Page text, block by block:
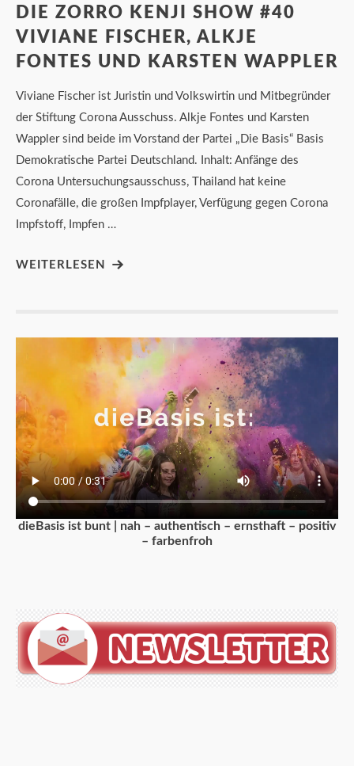
DIE ZORRO KENJI SHOW #40
VIVIANE FISCHER, ALKJE
FONTES UND KARSTEN WAPPLER
Viviane Fischer ist Juristin und Volkswirtin und Mitbegründer
der Stiftung Corona Ausschuss. Alkje Fontes und Karsten
Wappler sind beide im Vorstand der Partei „Die Basis“ Basis
Demokratische Partei Deutschland. Inhalt: Anfänge des
Corona Untersuchungsausschuss, Thailand hat keine
Coronafälle, die großen Impfplayer, Verfügung gegen Corona
Impfstoff, Impfen …
WEITERLESEN
dieBasis ist bunt | nah – authentisch – ernsthaft – positiv
– farbenfroh